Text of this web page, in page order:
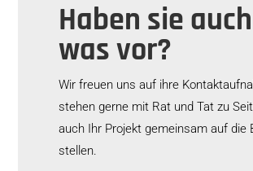
Haben sie auch
was vor?
Wir freuen uns auf ihre
stehen gerne mit Rat und Tat zu
auch Ihr Projekt gemeinsam auf die
stellen.